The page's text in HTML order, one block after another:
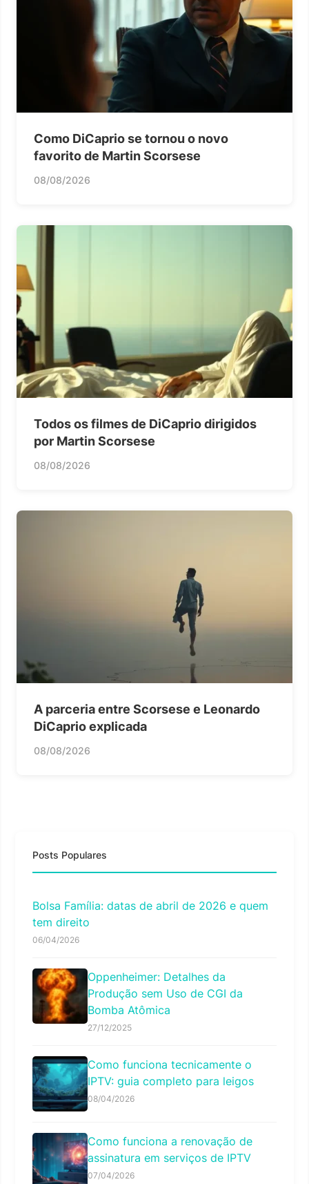
Como DiCaprio se tornou o novo
favorito de Martin Scorsese
08/08/2026
Todos os filmes de DiCaprio dirigidos
por Martin Scorsese
08/08/2026
A parceria entre Scorsese e Leonardo
DiCaprio explicada
08/08/2026
Posts Populares
Bolsa Família: datas de abril de 2026 e quem
tem direito
06/04/2026
Oppenheimer: Detalhes da
Produção sem Uso de CGI da
Bomba Atômica
27/12/2025
Como funciona tecnicamente o
IPTV: guia completo para leigos
08/04/2026
Como funciona a renovação de
assinatura em serviços de IPTV
07/04/2026